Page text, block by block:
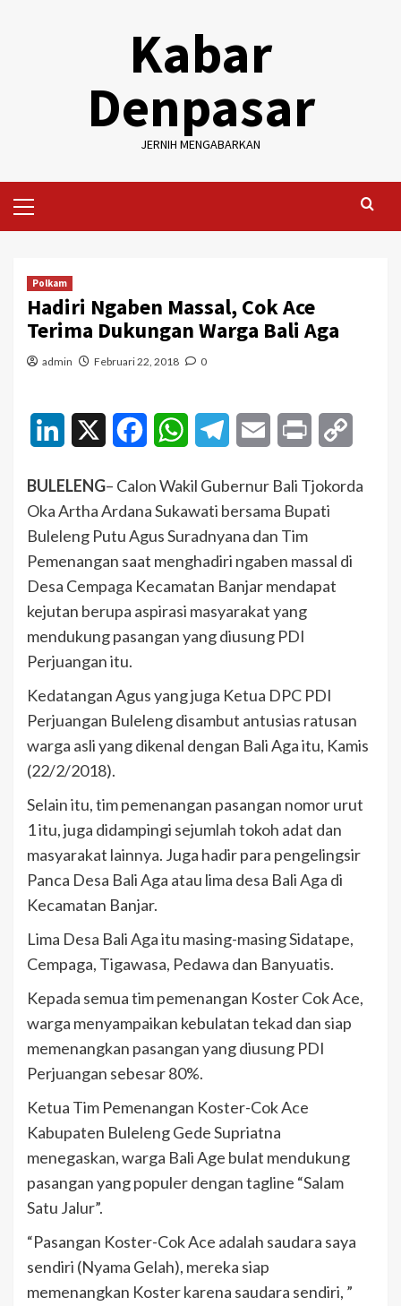
Kabar
Denpasar
JERNIH MENGABARKAN
Menu
Polkam
Hadiri Ngaben Massal, Cok Ace
Terima Dukungan Warga Bali Aga
admin Februari 22, 2018 0
LinkedIn FacebookWhatsAppTelegramEmail Print
BULELENG– Calon Wakil Gubernur Bali Tjokorda
Oka Artha Ardana Sukawati bersama Bupati
Buleleng Putu Agus Suradnyana dan Tim
Pemenangan saat menghadiri ngaben massal di
Desa Cempaga Kecamatan Banjar mendapat
kejutan berupa aspirasi masyarakat yang
mendukung pasangan yang diusung PDI
Perjuangan itu.
Kedatangan Agus yang juga Ketua DPC PDI
Perjuangan Buleleng disambut antusias ratusan
warga asli yang dikenal dengan Bali Aga itu, Kamis
(22/2/2018).
Selain itu, tim pemenangan pasangan nomor urut
1 itu, juga didampingi sejumlah tokoh adat dan
masyarakat lainnya. Juga hadir para pengelingsir
Panca Desa Bali Aga atau lima desa Bali Aga di
Kecamatan Banjar.
Lima Desa Bali Aga itu masing-masing Sidatape,
Cempaga, Tigawasa, Pedawa dan Banyuatis.
Kepada semua tim pemenangan Koster Cok Ace,
warga menyampaikan kebulatan tekad dan siap
memenangkan pasangan yang diusung PDI
Perjuangan sebesar 80%.
Ketua Tim Pemenangan Koster-Cok Ace
Kabupaten Buleleng Gede Supriatna
menegaskan, warga Bali Age bulat mendukung
pasangan yang populer dengan tagline “Salam
Satu Jalur”.
“Pasangan Koster-Cok Ace adalah saudara saya
sendiri (Nyama Gelah), mereka siap
memenangkan Koster karena saudara sendiri, ”